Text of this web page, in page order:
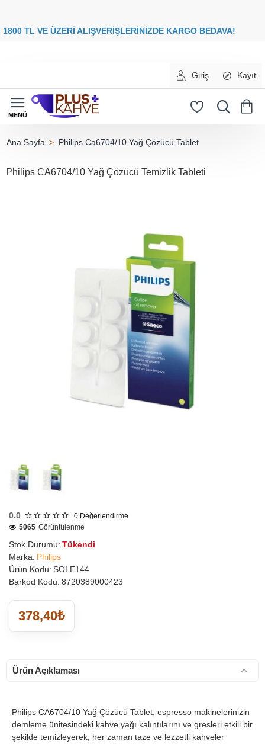
00 TL VE ÜZERİ ALIŞVERİŞLERİNİZDE KARGO
Giriş Kayıt
Philips Ca6704/10 Yağ Çözücü Tablet
Philips CA6704/10 Yağ Çözücü Temizlik Tableti
0.0 0 Değerlendirme
Stok Durumu: Tükendi
Marka: Philips
Ürün Kodu: SOLE144
Barkod Kodu: 8720389000423
5065 Görüntülenme
378,40₺
Ürün Açıklaması
Philips CA6704/10 Yağ Çözücü Tablet, espresso makinelerinizin
demleme ünitesindeki kahve yağı kalıntılarını ve gresleri etkili bir
şekilde temizleyerek, her zaman taze ve lezzetli kahveler